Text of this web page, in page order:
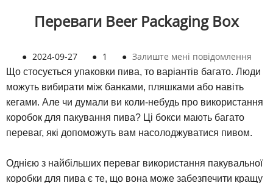
Переваги Beer Packaging Box
● 2024-09-27 ● 1 ● Залиште мені повідомлення
Що стосується упаковки пива, то варіантів багато. Люди
можуть вибирати між банками, пляшками або навіть
кегами. Але чи думали ви коли-небудь про використання
коробок для пакування пива? Ці бокси мають багато
переваг, які допоможуть вам насолоджуватися пивом.
Однією з найбільших переваг використання пакувальної
коробки для пива є те, що вона може забезпечити кращу